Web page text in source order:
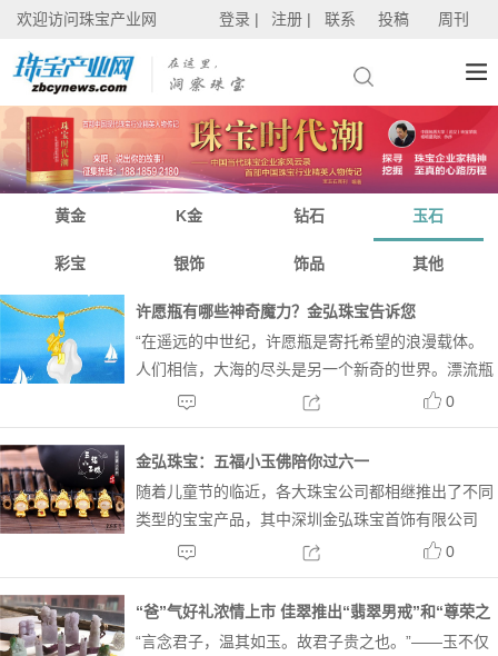
欢迎访问珠宝产业网 登录 | 注册 | 联系 投稿 周刊
黄金 K金 钻石 玉石
彩宝 银饰 饰品 其他
许愿瓶有哪些神奇魔力？金弘珠宝告诉您
“在遥远的中世纪，许愿瓶是寄托希望的浪漫载体。
人们相信，大海的尽头是另一个新奇的世界。漂流瓶
会带着愿望漂洋过海，为他们寻找世界另一端的有缘
人。” 金弘珠宝设计师从神奇漂流瓶中汲取灵感，创
作出“爱的许愿瓶”精致足金镶玉系列。该系列四款精
品，时...
0
金弘珠宝：五福小玉佛陪你过六一
随着儿童节的临近，各大珠宝公司都相继推出了不同
类型的宝宝产品，其中深圳金弘珠宝首饰有限公司
（以下简称金弘）近期推出的足金镶玉五福小玉佛系
列，充满童趣，活灵活现。让保持一颗充满童真的心
的“大宝宝”们也能发现更多生活的美好，化身为“小朋
友”拥有...
0
“爸”气好礼浓情上市 佳翠推出“翡翠男戒”和“尊荣之
证”印章系列产品
“言念君子，温其如玉。故君子贵之也。”——玉不仅